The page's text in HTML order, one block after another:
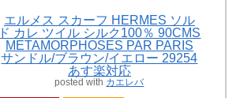
エルメス スカーフ HERMES ソル
ド カレ ツイル シルク100％ 90CMS
METAMORPHOSES PAR PARIS
サンドル/ブラウン/イエロー 29254
あす楽対応
posted with カエレバ